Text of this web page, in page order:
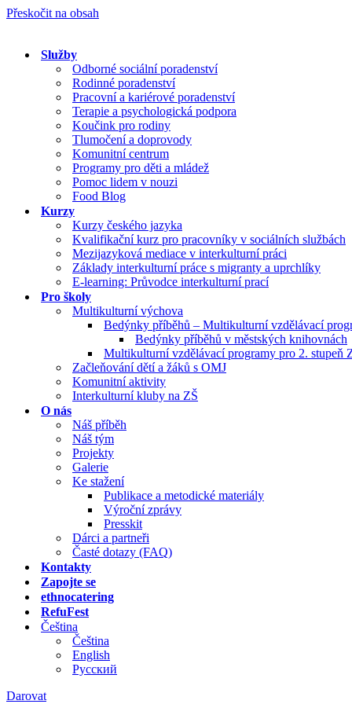
Přeskočit na obsah
Služby
Odborné sociální poradenství
Rodinné poradenství
Pracovní a kariérové poradenství
Terapie a psychologická podpora
Koučink pro rodiny
Tlumočení a doprovody
Komunitní centrum
Programy pro děti a mládež
Pomoc lidem v nouzi
Food Blog
Kurzy
Kurzy českého jazyka
Kvalifikační kurz pro pracovníky v sociálních službách
Mezijazyková mediace v interkulturní práci
Základy interkulturní práce s migranty a uprchlíky
E-learning: Průvodce interkulturní prací
Pro školy
Multikulturní výchova
Bedýnky příběhů – Multikulturní vzdělávací
Bedýnky příběhů v městských knihovnách
Multikulturní vzdělávací programy pro 2. stupeň
Začleňování dětí a žáků s OMJ
Komunitní aktivity
Interkulturní kluby na ZŠ
O nás
Náš příběh
Náš tým
Projekty
Galerie
Ke stažení
Publikace a metodické materiály
Výroční zprávy
Presskit
Dárci a partneři
Časté dotazy (FAQ)
Kontakty
Zapojte se
ethnocatering
RefuFest
Čeština
Čeština
English
Русский
Darovat